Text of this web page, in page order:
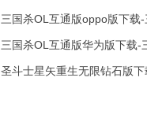
v1.23安卓版下载
三国杀OL互通版oppo版下载
通版oppo手机游戏v3.9.0安
三国杀OL互通版华为版下载-
版华为游戏v3.9.0安卓版下载
圣斗士星矢重生无限钻石版